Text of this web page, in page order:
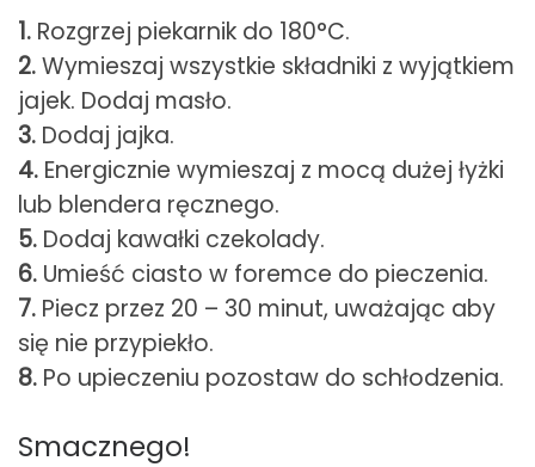
1. Rozgrzej piekarnik do 180°C.
2.Wymieszaj wszystkie składniki z wyjątkiem
jajek. Dodaj masło.
3. Dodaj jajka.
4. Energicznie wymieszaj z mocą dużej łyżki
lub blendera ręcznego.
5. Dodaj kawałki czekolady.
6. Umieść ciasto w foremce do pieczenia.
7. Piecz przez 20 – 30 minut, uważając aby
się nie przypiekło.
8. Po upieczeniu pozostaw do schłodzenia.
Smacznego!